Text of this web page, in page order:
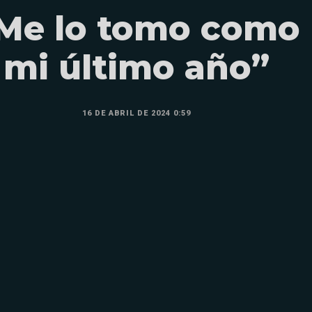
lo tomo como
mi último año”
16 DE ABRIL DE 2024 0:59